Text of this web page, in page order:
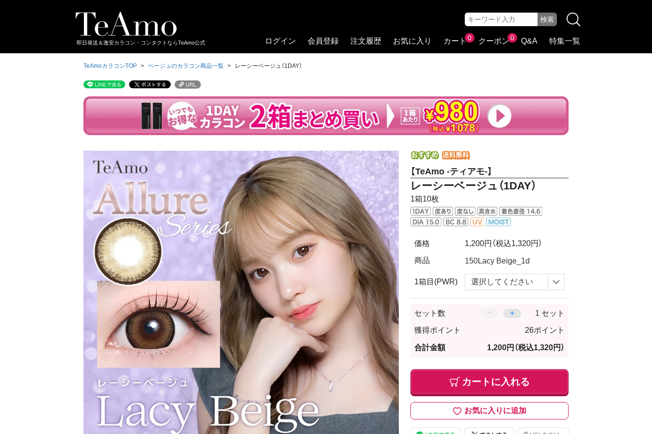
即日発送＆激安カラコン・コンタクトならTeAmo公式
TeAmoカラコンTOP ベージュのカラコン商品一覧 レーシーベージュ（1DAY）
【TeAmo -ティアモ-】
レーシーベージュ（1DAY）
1箱10枚
価格 1,200円 （税込1,320円）
商品
1箱目(PWR)
セット数 − ＋ セット
獲得ポイント 26ポイント
合計金額 1,200円 （税込1,320円）
カートに入れる
お気に入りに追加
ログイン 会員登録 注文履歴 お気に入り カート0 クーポン0 Q&A 特集一覧